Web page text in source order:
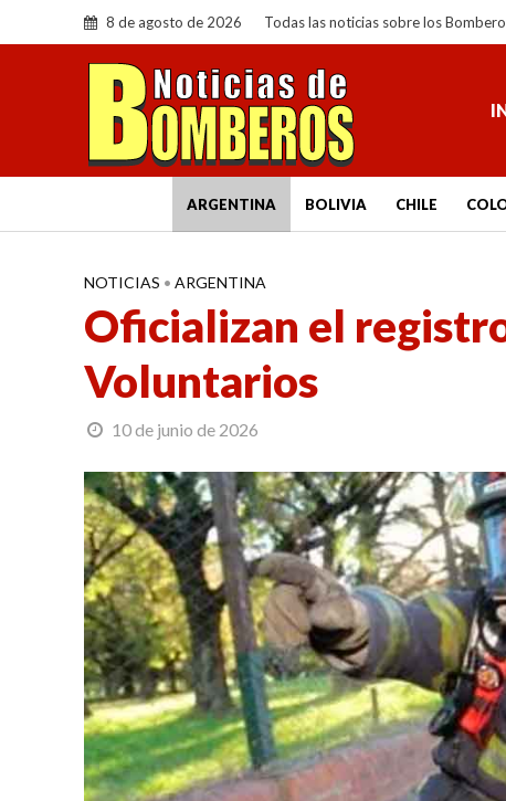
8 de agosto de 2026 Todas las noticias sobre los
ARGENTINA BOLIVIA CHILE
NOTICIAS • ARGENTINA
Oficializan el
Voluntarios
10 de junio de 2026